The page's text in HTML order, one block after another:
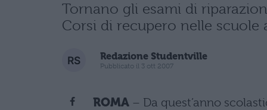
Tornano gli esami di
Corsi di recupero nelle scuole
Redazione Studentville
Pubblicato il 3 ott 2007
ROMA – Da quest’anno